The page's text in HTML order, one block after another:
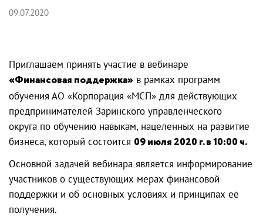
09.07.2020
Приглашаем принять участие в вебинаре
«Финансовая поддержка» в рамках программ
обучения АО «Корпорация «МСП» для действующих
предпринимателей Заринского управленческого
округа по обучению навыкам, нацеленных на развитие
бизнеса, который состоится 09 июля 2020 г. в 10:00 ч.
Основной задачей вебинара является информирование
участников о существующих мерах финансовой
поддержки и об основных условиях и принципах её
получения.